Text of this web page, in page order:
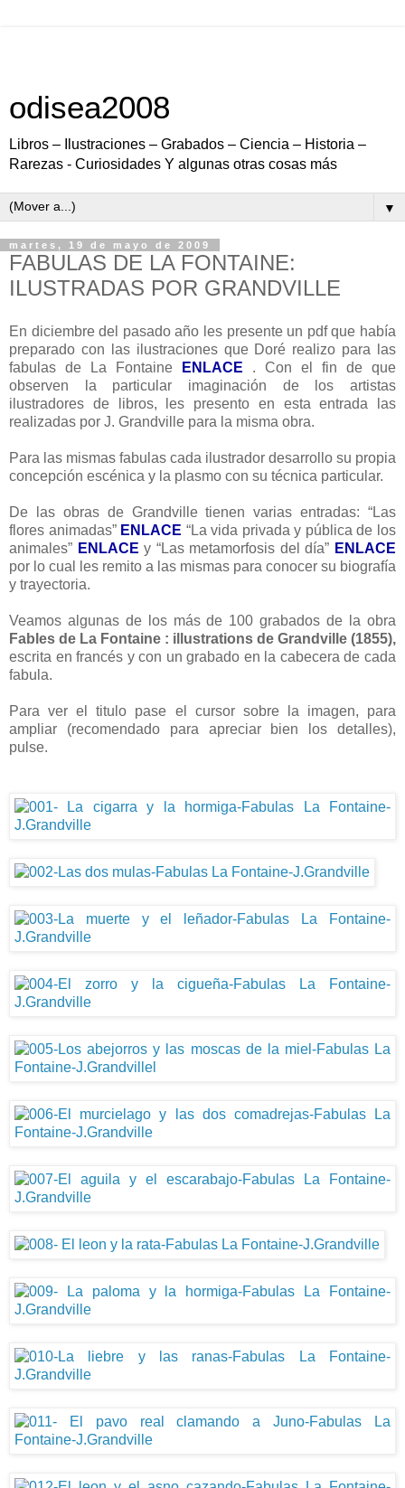
odisea2008
Libros – Ilustraciones – Grabados – Ciencia – Historia –
Rarezas - Curiosidades Y algunas otras cosas más
▼
martes, 19 de mayo de 2009
FABULAS DE LA FONTAINE:
ILUSTRADAS POR GRANDVILLE
En diciembre del pasado año les presente un pdf que había
preparado con las ilustraciones que Doré realizo para las
fabulas de La Fontaine
ENLACE . Con el fin de que
observen la particular imaginación de los artistas
ilustradores de libros, les presento en esta entrada las
realizadas por J. Grandville para la misma obra.
Para las mismas fabulas cada ilustrador desarrollo su propia
concepción escénica y la plasmo con su técnica particular.
De las obras de Grandville tienen varias entradas: “Las
flores animadas” ENLACE “La vida privada y pública de los
animales” ENLACE y “Las metamorfosis del día” ENLACE
por lo cual les remito a las mismas para conocer su biografía
y trayectoria.
Veamos algunas de los más de 100 grabados de la obra
Fables de La Fontaine : illustrations de Grandville (1855),
escrita en francés y con un grabado en la cabecera de cada
fabula.
Para ver el titulo pase el cursor sobre la imagen, para
ampliar (recomendado para apreciar bien los detalles),
pulse.